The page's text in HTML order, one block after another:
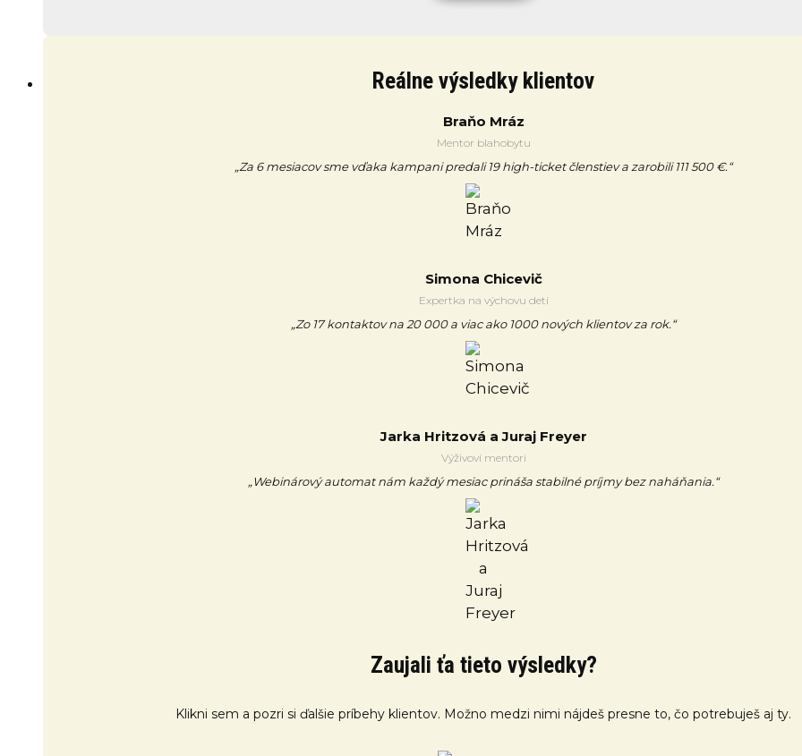
Reálne výsledky klientov
Braňo Mráz
Mentor blahobytu
„Za 6 mesiacov sme vďaka kampani predali 19 high-ticket členstiev a zarobili 111 500 €.“
Simona Chicevič
Expertka na výchovu detí
„Zo 17 kontaktov na 20 000 a viac ako 1000 nových klientov za rok.“
Jarka Hritzová a Juraj Freyer
Výživoví mentori
„Webinárový automat nám každý mesiac prináša stabilné príjmy bez naháňania.“
Zaujali ťa tieto výsledky?
Klikni sem a pozri si ďalšie príbehy klientov. Možno medzi nimi nájdeš presne to, čo potrebuješ aj ty.